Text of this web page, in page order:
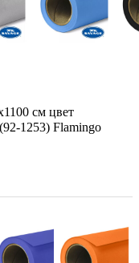
см цвет
1253) Flamingo